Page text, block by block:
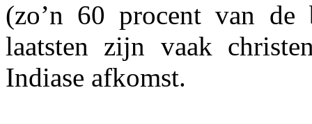
(zo’n 60 procent van de
laatsten zijn vaak
Indiase afkomst.